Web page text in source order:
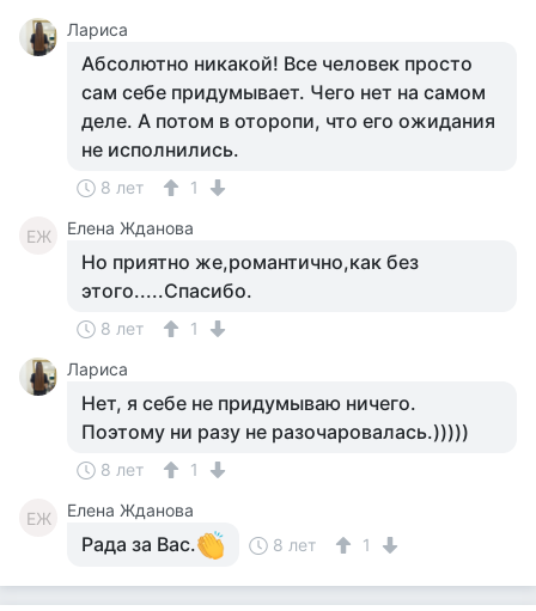
Лариса
Абсолютно никакой! Все человек просто
сам себе придумывает. Чего нет на самом
деле. А потом в оторопи, что его ожидания
не исполнились.
8 лет 1
ЕЖ Елена Жданова
Но приятно же,романтично,как без
этого.....Спасибо.
8 лет
1
Лариса
Нет, я себе не придумываю ничего.
Поэтому ни разу не разочаровалась.)))))
8 лет 1
ЕЖ Елена Жданова
Рада за Вас. 8 лет 1